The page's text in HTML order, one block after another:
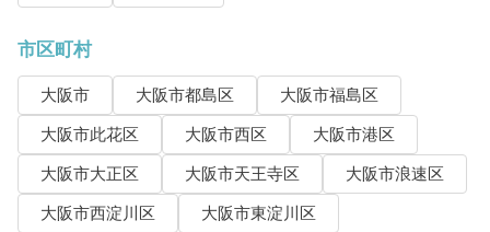
市区町村
大阪市 大阪市都島区
大阪市福島区
大阪市此花区
大阪市西区
大阪市港区
大阪市大正区
大阪市天王寺区
大阪市浪速区
大阪市西淀川区
大阪市東淀川区